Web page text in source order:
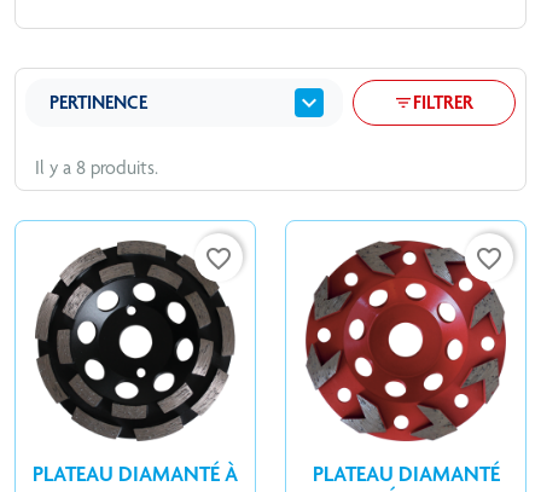
Il y a 8 produits.
PERTINENCE expand_more filter_listFILTRER
favorite_border
PLATEAU DIAMANTÉ À
favorite_border
PLATEAU DIAMANTÉ